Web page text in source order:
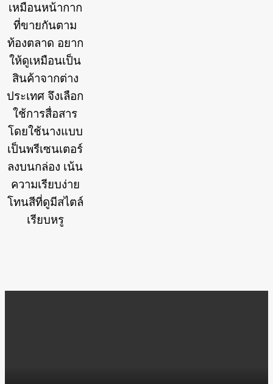
เหมือนหน้ากาก
ที่ขายกันตาม
ท้องตลาด อยาก
ให้ดูเหมือนเป็น
สินค้าจากต่าง
ประเทศ จึงเลือก
ใช้การสื่อสาร
โดยใช้นางแบบ
เป็นพรีเซนเตอร์
ลงบนกล่อง เน้น
ความเรียบง่าย
โทนสีที่ดูมีสไตล์
เรียบหรู